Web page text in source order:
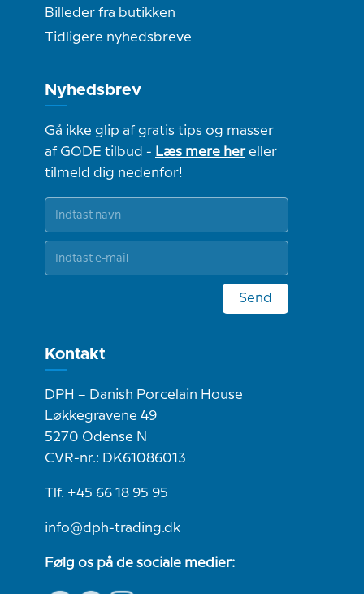
Billeder fra butikken
Tidligere nyhedsbreve
Nyhedsbrev
Gå ikke glip af gratis tips og masser
af GODE tilbud - Læs mere hereller
tilmeld dig nedenfor!
Send
Kontakt
DPH – Danish Porcelain House
Løkkegravene 49
5270 Odense N
CVR-nr.: DK61086013
Tlf. +45 66 18 95 95
info@dph-trading.dk
Følg os på de sociale medier: